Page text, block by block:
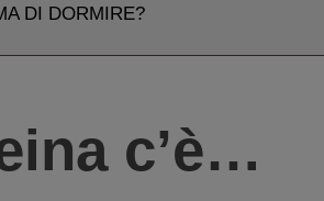
DI DORMIRE?
c’è…